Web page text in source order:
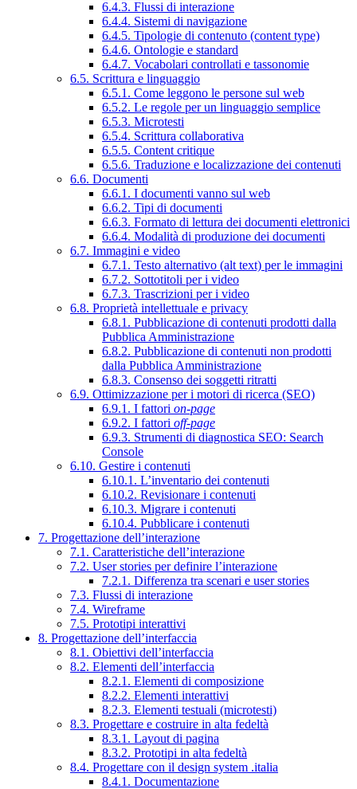
6.4.3. Flussi di interazione
6.4.4. Sistemi di navigazione
6.4.5. Tipologie di contenuto (content type)
6.4.6. Ontologie e standard
6.4.7. Vocabolari controllati e tassonomie
6.5. Scrittura e linguaggio
6.5.1. Come leggono le persone sul web
6.5.2. Le regole per un linguaggio semplice
6.5.3. Microtesti
6.5.4. Scrittura collaborativa
6.5.5. Content critique
6.5.6. Traduzione e localizzazione dei contenuti
6.6. Documenti
6.6.1. I documenti vanno sul web
6.6.2. Tipi di documenti
6.6.3. Formato di lettura dei documenti elettronici
6.6.4. Modalità di produzione dei documenti
6.7. Immagini e video
6.7.1. Testo alternativo (alt text) per le immagini
6.7.2. Sottotitoli per i video
6.7.3. Trascrizioni per i video
6.8. Proprietà intellettuale e privacy
6.8.1. Pubblicazione di contenuti prodotti dalla
Pubblica Amministrazione
6.8.2. Pubblicazione di contenuti non prodotti
dalla Pubblica Amministrazione
6.8.3. Consenso dei soggetti ritratti
6.9. Ottimizzazione per i motori di ricerca (SEO)
6.9.1. I fattori on-page
6.9.2. I fattori off-page
6.9.3. Strumenti di diagnostica SEO: Search
Console
6.10. Gestire i contenuti
6.10.1. L’inventario dei contenuti
6.10.2. Revisionare i contenuti
6.10.3. Migrare i contenuti
6.10.4. Pubblicare i contenuti
7. Progettazione dell’interazione
7.1. Caratteristiche dell’interazione
7.2. User stories per definire l’interazione
7.2.1. Differenza tra scenari e user stories
7.3. Flussi di interazione
7.4. Wireframe
7.5. Prototipi interattivi
8. Progettazione dell’interfaccia
8.1. Obiettivi dell’interfaccia
8.2. Elementi dell’interfaccia
8.2.1. Elementi di composizione
8.2.2. Elementi interattivi
8.2.3. Elementi testuali (microtesti)
8.3. Progettare e costruire in alta fedeltà
8.3.1. Layout di pagina
8.3.2. Prototipi in alta fedeltà
8.4. Progettare con il design system .italia
8.4.1. Documentazione